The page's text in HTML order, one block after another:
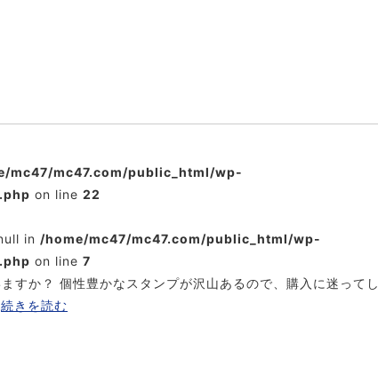
mc47/mc47.com/public_html/wp-
on line 22
in /home/mc47/mc47.com/public_html/wp-
on line 7
すか？ 個性豊かなスタンプが沢山あるので、購入に迷ってし
続きを読む